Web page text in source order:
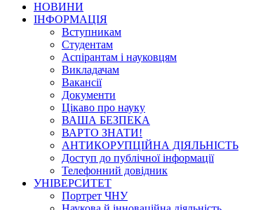
НОВИНИ
ІНФОРМАЦІЯ
Вступникам
Студентам
Аспірантам і науковцям
Викладачам
Вакансії
Документи
Цікаво про науку
ВАША БЕЗПЕКА
ВАРТО ЗНАТИ!
АНТИКОРУПЦІЙНА ДІЯЛЬНІСТЬ
Доступ до публічної інформації
Телефонний довідник
УНІВЕРСИТЕТ
Портрет ЧНУ